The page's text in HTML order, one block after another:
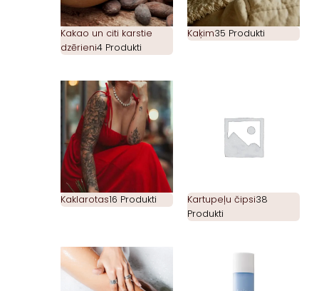
Kakao un citi karstie
dzērieni4 Produkti
Kaķim35 Produkti
Kaklarotas16 Produkti Kartupeļu čipsi38
Produkti